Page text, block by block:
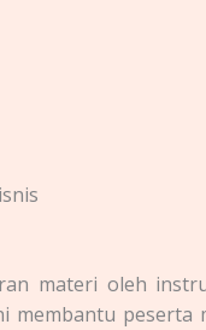
materi oleh